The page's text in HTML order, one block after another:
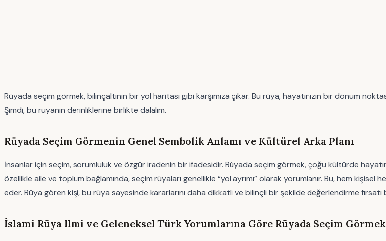
Rüyada seçim görmek, bilinçaltının bir yol haritası gibi karşımıza çıkar. Bu rüya, hayatınızın bir dönüm
Şimdi, bu rüyanın derinliklerine birlikte dalalım.
Rüyada Seçim Görmenin Genel Sembolik Anlamı ve Kültürel Arka Planı
İnsanlar için seçim, sorumluluk ve özgür iradenin bir ifadesidir. Rüyada seçim görmek, çoğu kültürde
özellikle aile ve toplum bağlamında, seçim rüyaları genellikle “yol ayrımı” olarak yorumlanır. Bu, hem
eder. Rüya gören kişi, bu rüya sayesinde kararlarını daha dikkatli ve bilinçli bir şekilde değerlendirme fırsatı
İslami Rüya Ilmi ve Geleneksel Türk Yorumlarına Göre Rüyada Seçim Görmek